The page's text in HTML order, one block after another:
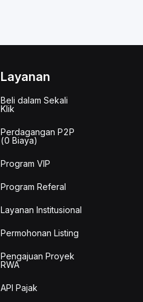
Layanan
Beli dalam Sekali
Klik
Perdagangan P2P
(0 Biaya)
Program VIP
Program Referal
Layanan Institusional
Permohonan Listing
Pengajuan Proyek
RWA
API Pajak